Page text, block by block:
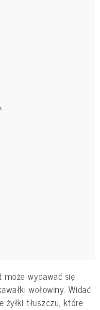
wydawać się
wołowiny. Widać
żyłki tłuszczu, które